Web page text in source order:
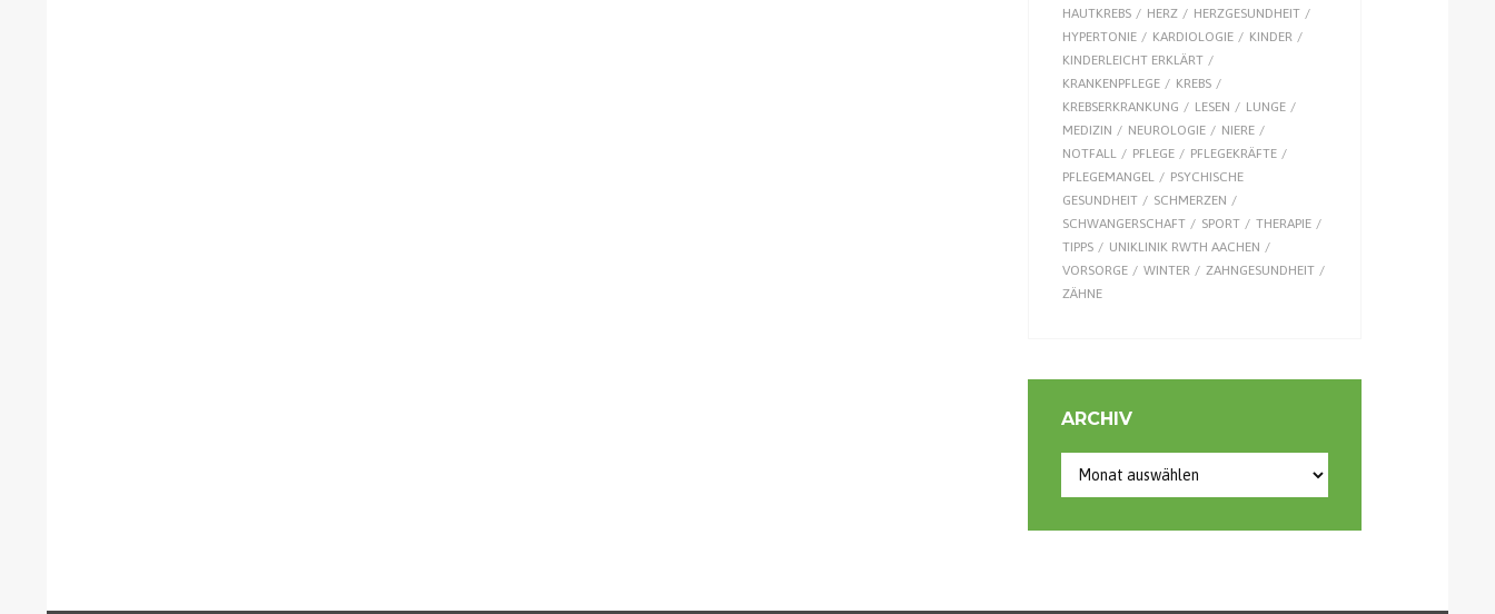
HAUTKREBS
HERZ
HERZGESUNDHEIT
HYPERTONIE
KARDIOLOGIE
KINDER
KINDERLEICHT ERKLÄRT
KRANKENPFLEGE
KREBS
KREBSERKRANKUNG
LESEN
LUNGE
MEDIZIN
NEUROLOGIE
NIERE
NOTFALL
PFLEGE
PFLEGEKRÄFTE
PFLEGEMANGEL
PSYCHISCHE
GESUNDHEIT
SCHMERZEN
SCHWANGERSCHAFT
SPORT
THERAPIE
TIPPS
UNIKLINIK RWTH AACHEN
VORSORGE
WINTER
ZAHNGESUNDHEIT
ZÄHNE
ARCHIV